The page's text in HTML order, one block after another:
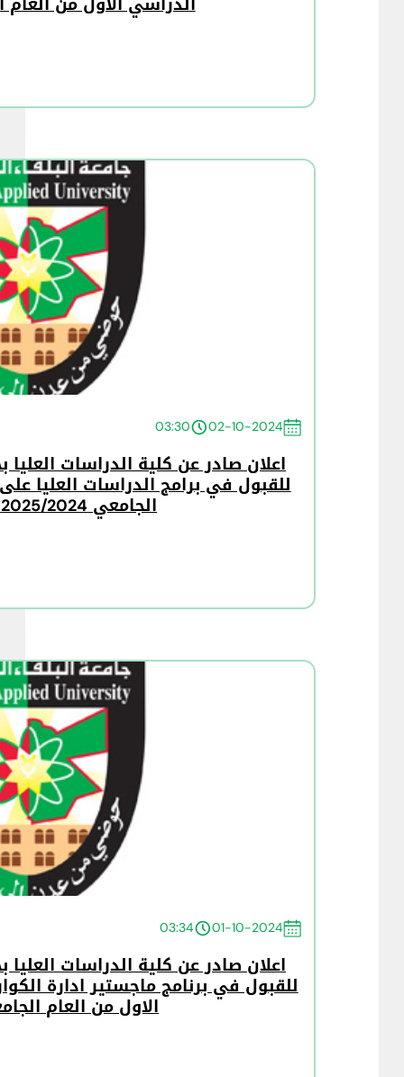
02-10-2024
03:30
اعلان صادر عن كلية الدراسات
للقبول في برامج الدراسات العليا
الجامعي 2025/2024 الدفعة الثالثة
01-10-2024
03:34
اعلان صادر عن كلية الدراسات
للقبول في برنامج ماجستير ادارة
الاول من العام الجامعي